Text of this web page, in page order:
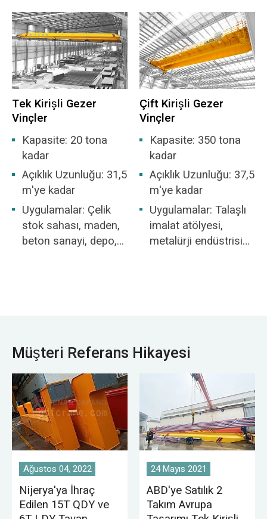
zamanında tamir edilmemesi, yakma fırınının
beslemesini etkileyecek ve atık yakma tesisinin
üretimi durdurmasına neden olacaktır.
yük tersanelerinde,
atölyelerde,
rıhtımlarda vb. yaygın
olarak kullanılır.
yüksek olmadığı ve
tutuşma sıcaklığı
grubunun T1-T4
grubu yanıcı gaz veya
buhar ve havanın
oluşturduğu patlayıcı
gaz karışımı olduğu
yerler için uygundur.
Bölge 1 veya Bölge
2'deki tehlikeli alanlar
için uygundur.
Tek Kirişli Gezer
Vinçler
Kapasite: 20 tona
kadar
Açıklık Uzunluğu: 31,5
m'ye kadar
Uygulamalar: Çelik
stok sahası, maden,
beton sanayi, depo,
uygulamalarına
hizmet etmektedir.
Çift Kirişli Gezer
Vinçler
Kapasite: 350 tona
kadar
Açıklık Uzunluğu: 37,5
m'ye kadar
Uygulamalar: Talaşlı
imalat atölyesi,
metalürji endüstrisi
için uygundur.
Müşteri Referans Hikayesi
Ağustos 04, 2022
Nijerya'ya İhraç
Edilen 15T QDY ve
24 Mayıs 2021
ABD'ye Satılık 2
Takım Avrupa